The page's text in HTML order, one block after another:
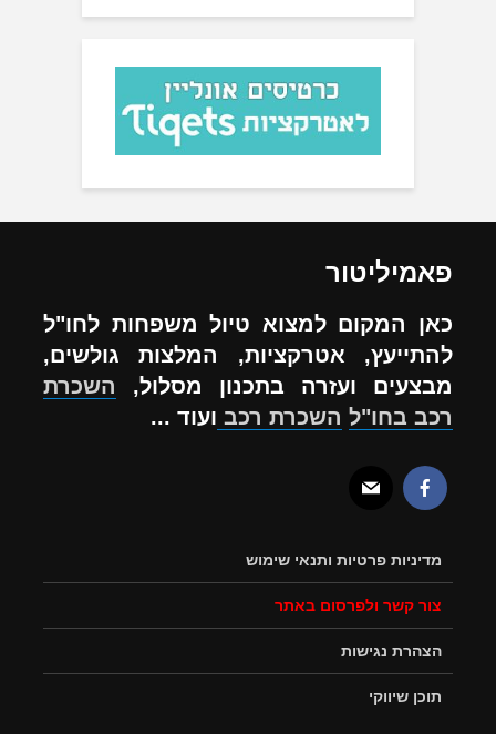
פאמיליטור
כאן המקום למצוא טיול משפחות לחו"ל
להתייעץ, אטרקציות, המלצות גולשים,
מבצעים ועזרה בתכנון מסלול, השכרת
רכב בחו"ל השכרת רכב ועוד ...
מדיניות פרטיות ותנאי שימוש
צור קשר ולפרסום באתר
הצהרת נגישות
תוכן שיווקי